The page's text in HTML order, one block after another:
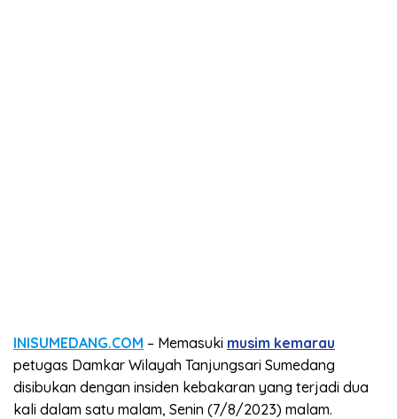
INISUMEDANG.COM – Memasuki musim kemarau
petugas Damkar Wilayah Tanjungsari Sumedang
disibukan dengan insiden kebakaran yang terjadi dua
kali dalam satu malam, Senin (7/8/2023) malam.